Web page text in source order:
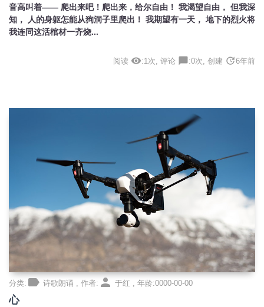
音高叫着—— 爬出来吧！爬出来，给尔自由！ 我渴望自由， 但我深
知， 人的身躯怎能从狗洞子里爬出！ 我期望有一天， 地下的烈火将
我连同这活棺材一齐烧...
阅读 visibility:1次, 评论 chat_bubble:0次, 创建 update6年前
分类: label 诗歌朗诵 , 作者: person 于红 , 年龄:0000-00-00
心